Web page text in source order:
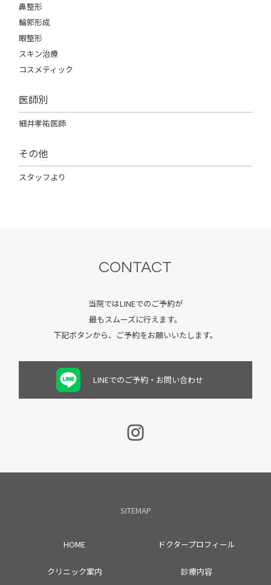
鼻整形
輪郭形成
眼整形
スキン治療
コスメティック
医師別
細井孝祐医師
その他
スタッフより
CONTACT
当院ではLINEでのご予約が
最もスムーズに行えます。
下記ボタンから、ご予約をお願いいたします。
LINEでのご予約・お問い合わせ
SITEMAP
HOME ドクタープロフィール
クリニック案内 診療内容